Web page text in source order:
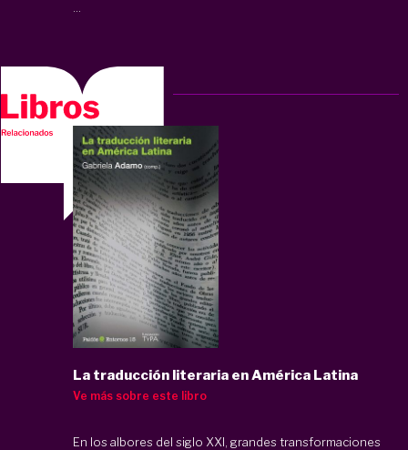
La traducción literaria en América Latina
Ve más sobre este libro
En los albores del siglo XXI, grandes transformaciones